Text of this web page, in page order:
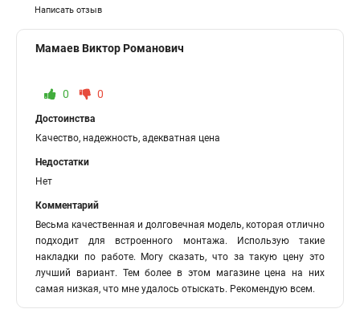
Написать отзыв
Мамаев Виктор Романович
0 0
Достоинства
Качество, надежность, адекватная цена
Недостатки
Нет
Комментарий
Весьма качественная и долговечная модель, которая отлично
подходит для встроенного монтажа. Использую такие
накладки по работе. Могу сказать, что за такую цену это
лучший вариант. Тем более в этом магазине цена на них
самая низкая, что мне удалось отыскать. Рекомендую всем.